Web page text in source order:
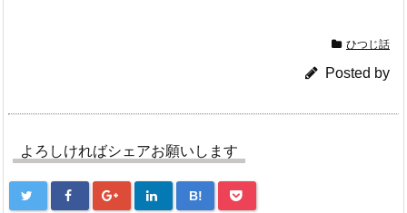
ひつじ話
Posted by
よろしければシェアお願いします
B!